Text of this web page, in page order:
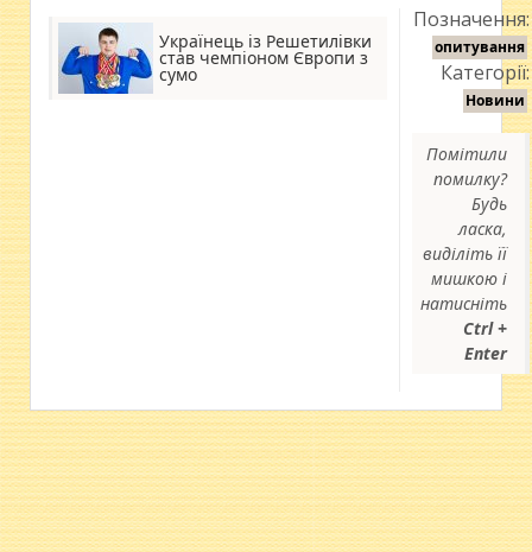
Українець із Решетилівки
став чемпіоном Європи з
сумо
Позначення:
опитування
Категорії:
Новини
Помітили
помилку?
Будь
ласка,
виділіть її
мишкою і
натисніть
Ctrl +
Enter